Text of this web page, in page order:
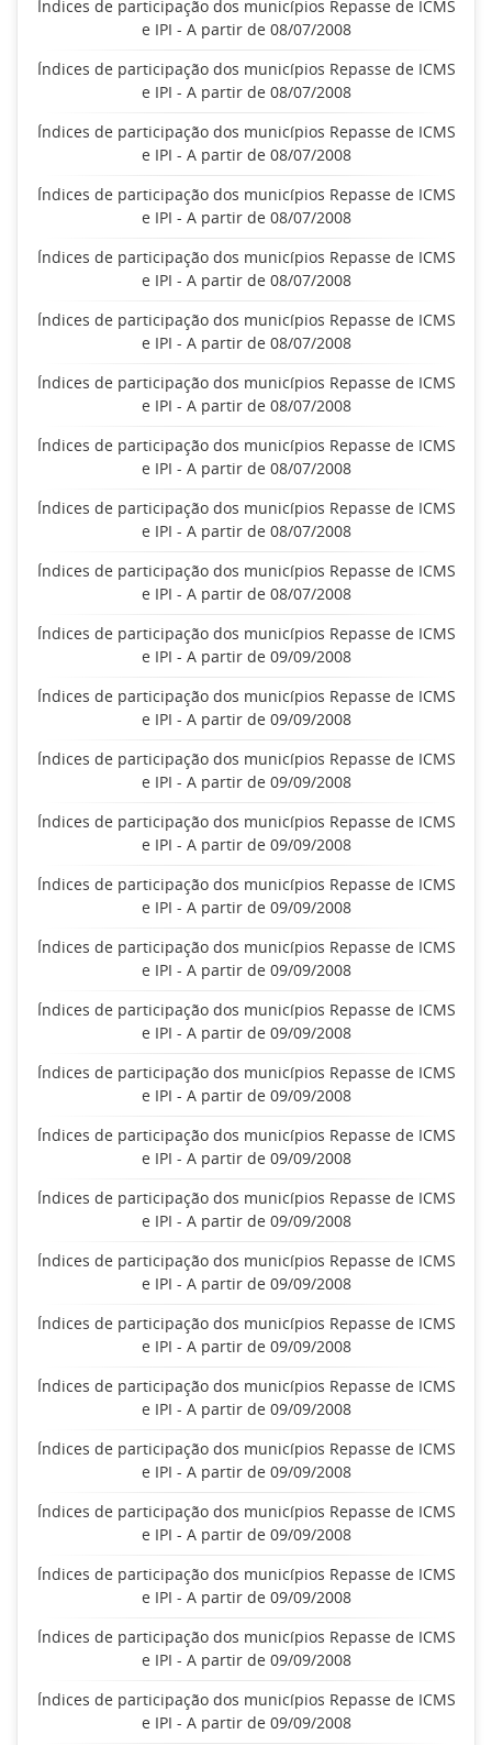
Índices de participação dos municípios Repasse de ICMS
e IPI - A partir de 08/07/2008
Índices de participação dos municípios Repasse de ICMS
e IPI - A partir de 08/07/2008
Índices de participação dos municípios Repasse de ICMS
e IPI - A partir de 08/07/2008
Índices de participação dos municípios Repasse de ICMS
e IPI - A partir de 08/07/2008
Índices de participação dos municípios Repasse de ICMS
e IPI - A partir de 08/07/2008
Índices de participação dos municípios Repasse de ICMS
e IPI - A partir de 08/07/2008
Índices de participação dos municípios Repasse de ICMS
e IPI - A partir de 08/07/2008
Índices de participação dos municípios Repasse de ICMS
e IPI - A partir de 08/07/2008
Índices de participação dos municípios Repasse de ICMS
e IPI - A partir de 08/07/2008
Índices de participação dos municípios Repasse de ICMS
e IPI - A partir de 08/07/2008
Índices de participação dos municípios Repasse de ICMS
e IPI - A partir de 09/09/2008
Índices de participação dos municípios Repasse de ICMS
e IPI - A partir de 09/09/2008
Índices de participação dos municípios Repasse de ICMS
e IPI - A partir de 09/09/2008
Índices de participação dos municípios Repasse de ICMS
e IPI - A partir de 09/09/2008
Índices de participação dos municípios Repasse de ICMS
e IPI - A partir de 09/09/2008
Índices de participação dos municípios Repasse de ICMS
e IPI - A partir de 09/09/2008
Índices de participação dos municípios Repasse de ICMS
e IPI - A partir de 09/09/2008
Índices de participação dos municípios Repasse de ICMS
e IPI - A partir de 09/09/2008
Índices de participação dos municípios Repasse de ICMS
e IPI - A partir de 09/09/2008
Índices de participação dos municípios Repasse de ICMS
e IPI - A partir de 09/09/2008
Índices de participação dos municípios Repasse de ICMS
e IPI - A partir de 09/09/2008
Índices de participação dos municípios Repasse de ICMS
e IPI - A partir de 09/09/2008
Índices de participação dos municípios Repasse de ICMS
e IPI - A partir de 09/09/2008
Índices de participação dos municípios Repasse de ICMS
e IPI - A partir de 09/09/2008
Índices de participação dos municípios Repasse de ICMS
e IPI - A partir de 09/09/2008
Índices de participação dos municípios Repasse de ICMS
e IPI - A partir de 09/09/2008
Índices de participação dos municípios Repasse de ICMS
e IPI - A partir de 09/09/2008
Índices de participação dos municípios Repasse de ICMS
e IPI - A partir de 09/09/2008